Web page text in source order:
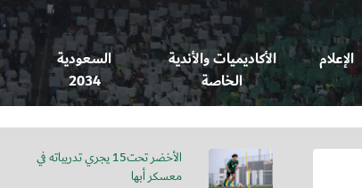
الإعلام
الأكاديميات والأندية
الخاصة
السعودية
2034
الأخضر تحت15 يجري تدريباته في
معسكر أبها